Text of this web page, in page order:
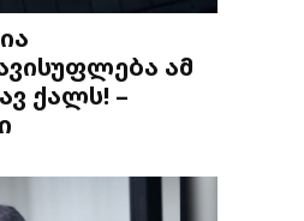
ამ
ქალს! –